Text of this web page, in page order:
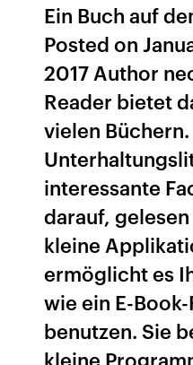
Ein Buch auf
Posted on
2017 Author
Reader bietet
vielen
interessante
darauf,
kleine
ermöglicht es
wie ein E-
benutzen. Sie
kleine